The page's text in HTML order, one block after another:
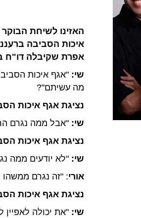
האזינו לשיחת
איכות הסביבה
אפרת שקיבלה דו"ח
שי: "אגף איכות
מה עשיתם"?
נציגת אגף איכות
שי: "אבל ממה נגרם
נציגת אגף איכות
שי: "לא יודעים ממה
אורי: "זה נגרם ממשהו
נציגת אגף איכות
שי: "את יכולה לאפיין